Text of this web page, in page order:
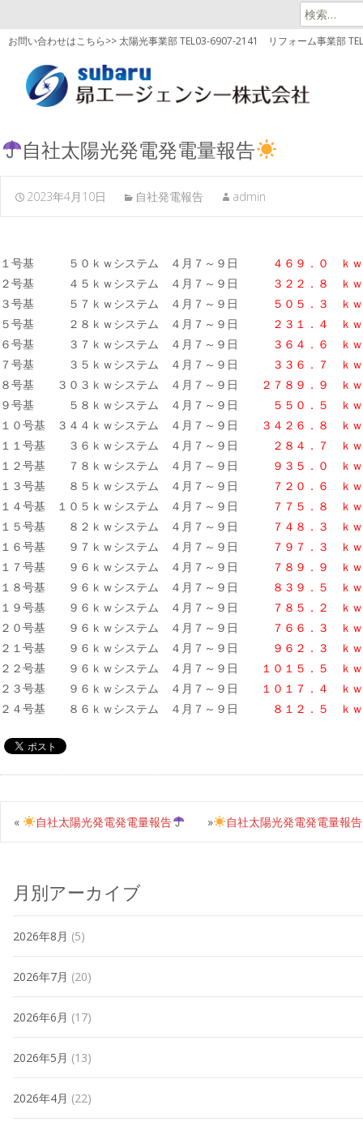
検
索:
お問い合わせはこちら>> 太陽光事業部 TEL03-6907-2141 リフォーム事業部
自社太陽光発電発電量報告
2023年4月10日 自社発電報告 admin
１号基 ５０ｋｗシステム ４月７～９日
４６９．０ ｋｗ
２号基 ４５ｋｗシステム ４月７～９日
３２２．８ ｋｗ
３号基 ５７ｋｗシステム ４月７～９日
５０５．３
ｋｗ
５号基 ２８ｋｗシステム ４月７～９日
２３１．４ ｋｗ
６号基 ３７ｋｗシステム ４月７～９日
３６４．６
ｋｗ
７号基 ３５ｋｗシステム ４月７～９日
３３６．７ ｋｗ
８号基 ３０３ｋｗシステム ４月７～９日
２７８９．９ ｋｗ
９号基 ５８ｋｗシステム ４月７～９日
５５０．５ ｋｗ
１０号基 ３４４ｋｗシステム ４月７～９日
３４２６．８ ｋｗ
１１号基 ３６ｋｗシステム ４月７～９日
２８４．７ ｋｗ
１２号基 ７８ｋｗシステム ４月７～９日
９３５．０ ｋｗ
１３号基 ８５ｋｗシステム ４月７～９日
７２０．６ ｋｗ
１４号基 １０５ｋｗシステム ４月７～９日
７７５．８ ｋｗ
１５号基 ８２ｋｗシステム ４月７～９日
７４８．３
ｋｗ
１６号基 ９７ｋｗシステム ４月７～９日
７９７．３ ｋｗ
１７号基 ９６ｋｗシステム ４月７～９日
７８９．９ ｋｗ
１８号基 ９６ｋｗシステム ４月７～９日
８３９．５ ｋｗ
１９号基 ９６ｋｗシステム ４月７～９日
７８５．２
ｋｗ
２０号基 ９６ｋｗシステム ４月７～９日
７６６．３ ｋｗ
２１号基 ９６ｋｗシステム ４月７～９日
９６２．３ ｋｗ
２２号基 ９６ｋｗシステム ４月７～９日
１０１５．５ ｋｗ
２３号基 ９６ｋｗシステム ４月７～９日
１０１７．４ ｋｗ
２４号基 ８６ｋｗシステム ４月７～９日
８１２．５ ｋｗ
« 自社太陽光発電発電量報告 自社太陽光発電発電量報告
»
月別アーカイブ
2026年8月 (5)
2026年7月 (20)
2026年6月 (17)
2026年5月 (13)
2026年4月 (22)